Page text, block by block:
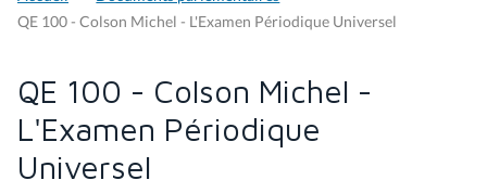
QE 100 - Colson Michel - L'Examen Périodique Universel
QE 100 - Colson Michel -
L'Examen Périodique
Universel